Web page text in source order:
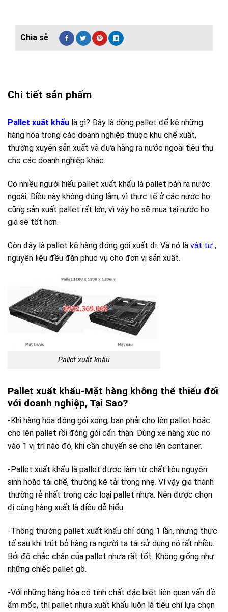
Chi tiết sản phẩm
Pallet xuất khẩu là gì? Đây là dòng pallet để kê những
hàng hóa trong các doanh nghiệp thuộc khu chế xuất,
thường xuyên sản xuất và đưa hàng ra nước ngoài tiêu thụ
cho các doanh nghiệp khác.
Có nhiều người hiểu pallet xuất khẩu là pallet bán ra nước
ngoài. Điều này không đúng lắm, vì thực tế ở các nước họ
cũng sản xuất pallet rất lớn, vì vậy họ sẽ mua tại nước họ
giá sẽ tốt hơn.
Còn đây là pallet kê hàng đóng gói xuất đi. Và nó là vật tư ,
nguyên liệu đều đặn phục vụ cho đơn vị sản xuất.
Pallet xuất khẩu
Pallet xuất khẩu-Mặt hàng không thể thiếu đối
với doanh nghiệp, Tại Sao?
-Khi hàng hóa đóng gói xong, bạn phải cho lên pallet hoặc
cho lên pallet rồi đóng gói cẩn thận. Dùng xe nâng xúc nó
vào 1 vị trí nào đó, khi cần chuyển sẽ cho lên container.
-Pallet xuất khẩu là pallet được làm từ chất liệu nguyên
sinh hoặc tái chế, thường kê tải trọng nhẹ. Vì vậy giá thành
thường rẻ nhất trong các loại pallet nhựa. Nên được chọn
đi cùng hàng xuất là điều dễ hiểu.
-Thông thường pallet xuất khẩu chỉ dùng 1 lần, nhưng thực
tế sau khi trút bỏ hàng ra người ta tái sử dụng nó rất nhiều.
Bởi độ chắc chắn của pallet nhựa rất tốt. Không giống như
những chiếc pallet gỗ.
-Với những hàng hóa có tính chất đặc biệt liên quan vấn đề
ẩm mốc, thì pallet nhựa xuất khẩu luôn là tiêu chí lựa chọn